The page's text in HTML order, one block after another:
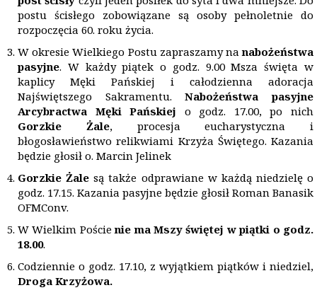
postu ścisłego zobowiązane są osoby pełnoletnie do
rozpoczęcia 60. roku życia.
W okresie Wielkiego Postu zapraszamy nanabożeństwa
pasyjne. W każdy piątek o godz. 9.00 Msza święta w
kaplicy Męki Pańskiej i całodzienna adoracja
Najświętszego Sakramentu.Nabożeństwa pasyjne
Arcybractwa Męki Pańskiej o godz. 17.00, po nich
Gorzkie Żale, procesja eucharystyczna i
błogosławieństwo relikwiami Krzyża Świętego. Kazania
będzie głosił o. Marcin Jelinek
Gorzkie Żalesą także odprawiane w każdą niedzielę o
godz. 17.15. Kazania pasyjne będzie głosił Roman Banasik
OFMConv.
W Wielkim Pościenie ma Mszy świętej w piątki o godz.
18.00.
Codziennie o godz. 17.10, z wyjątkiem piątków i niedziel,
Droga Krzyżowa.